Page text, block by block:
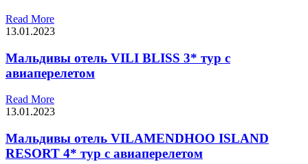
Read More
13.01.2023
Мальдивы отель VILI BLISS 3* тур с
авиаперелетом
Read More
13.01.2023
Мальдивы отель VILAMENDHOO ISLAND
RESORT 4* тур с авиаперелетом